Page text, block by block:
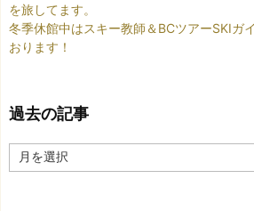
を旅してます。
冬季休館中はスキー教師＆BCツアーSKIガ
おります！
過去の記事
去